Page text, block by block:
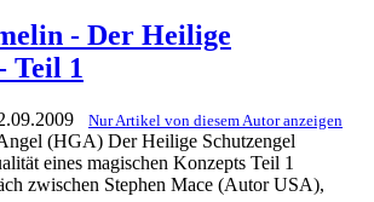
- Der Heilige
Teil 1
Nur Artikel von diesem Autor anzeigen
(HGA) Der Heilige Schutzengel
eines magischen Konzepts Teil 1
zwischen Stephen Mace (Autor USA),